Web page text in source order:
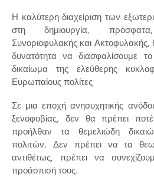
Η καλύτερη διαχείριση των
στη δημιουργία,
Συνοριοφυλακής και
δυνατότητα να διασφαλίσουμε
δικαίωμα της ελεύθερης
Ευρωπαίους πολίτες
Σε μια εποχή ανησυχητικής
ξενοφοβίας, δεν θα πρέπει
προήλθαν τα θεμελιώδη
πολιτών. Δεν πρέπει να τα
αντιθέτως, πρέπει να
προάσπισή τους.